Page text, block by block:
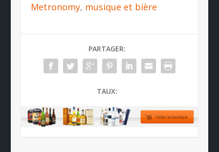
Metronomy, musique et bière
PARTAGER:
TAUX: